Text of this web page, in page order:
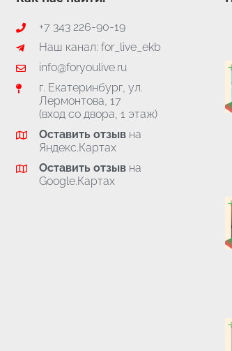
+7 343 226-90-19
Наш канал: for_live_ekb
info@foryoulive.ru
г. Екатеринбург, ул.
Лермонтова, 17
(вход со двора, 1 этаж)
Оставить отзывна
Яндекс.Картах
Оставить отзывна
Google.Картах